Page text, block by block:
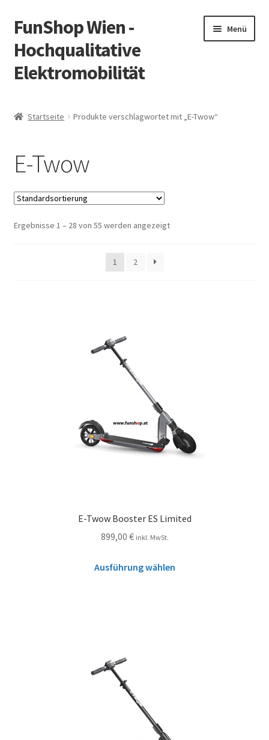
Zur
Navigation
springen
Zum
Inhalt
springen
FunShop Wien -
Hochqualitative
Elektromobilität
Menü
Vorsicht Internetbetrug
Über FunShop
Impressum
Zum Onlineshop in der Web Version
Startseite Produkte verschlagwortet mit „E-Twow“
E-Twow
Ergebnisse 1 – 28 von 55 werden angezeigt
1 2
E-Twow Booster ES Limited
899,00 € inkl. MwSt.
Ausführung wählen